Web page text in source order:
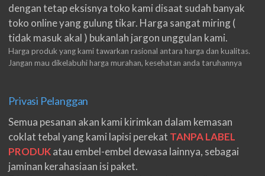
dengan tetap eksisnya toko kami disaat sudah banyak
toko online yang gulung tikar. Harga sangat miring (
tidak masuk akal ) bukanlah jargon unggulan kami.
Harga produk yang kami tawarkan rasional antara harga dan kualitas.
Jangan mau dikelabuhi harga murahan, kesehatan anda taruhannya
Privasi Pelanggan
Semua pesanan akan kami kirimkan dalam kemasan
coklat tebal yang kami lapisi perekat TANPA LABEL
PRODUKatau embel-embel dewasa lainnya, sebagai
jaminan kerahasiaan isi paket.